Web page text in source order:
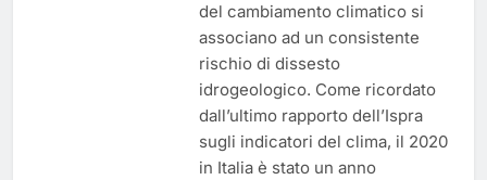
del cambiamento climatico si
associano ad un consistente
rischio di dissesto
idrogeologico. Come ricordato
dall’ultimo rapporto dell’Ispra
sugli indicatori del clima, il 2020
in Italia è stato un anno